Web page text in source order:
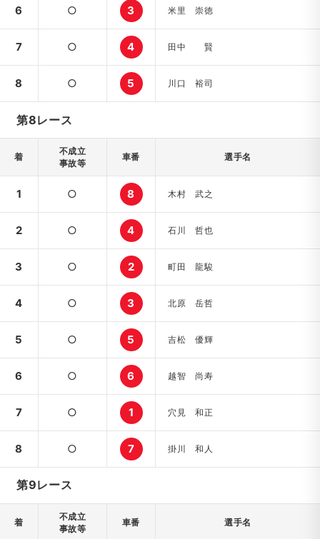
6 ○ 3 米里 崇徳
7 ○ 4 田中 賢
8 ○ 5 川口 裕司
第8レース
着
不成立
事故等
車番 選手名
1 ○ 8 木村 武之
2 ○ 4 石川 哲也
3 ○ 2 町田 龍駿
4 ○ 3 北原 岳哲
5 ○ 5 吉松 優輝
6 ○ 6 越智 尚寿
7 ○ 1 穴見 和正
8 ○ 7 掛川 和人
第9レース
着
不成立
事故等
車番 選手名